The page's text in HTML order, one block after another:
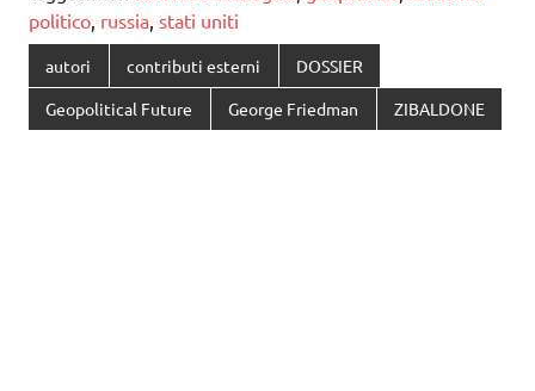
politico, russia, stati uniti
autori contributi esterni DOSSIER
Geopolitical Future George Friedman ZIBALDONE